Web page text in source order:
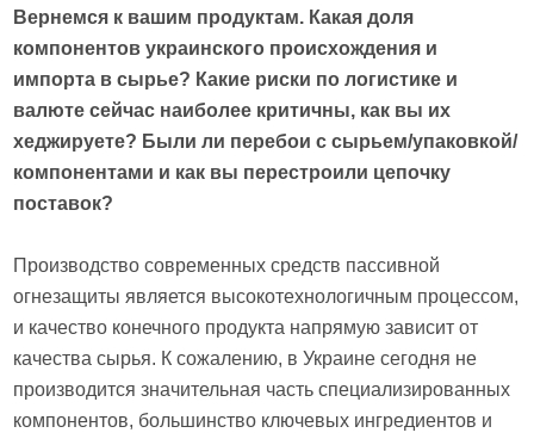
Вернемся к вашим продуктам. Какая доля
компонентов украинского происхождения и
импорта в сырье? Какие риски по логистике и
валюте сейчас наиболее критичны, как вы их
хеджируете? Были ли перебои с сырьем/упаковкой/
компонентами и как вы перестроили цепочку
поставок?
Производство современных средств пассивной
огнезащиты является высокотехнологичным процессом,
и качество конечного продукта напрямую зависит от
качества сырья. К сожалению, в Украине сегодня не
производится значительная часть специализированных
компонентов, большинство ключевых ингредиентов и